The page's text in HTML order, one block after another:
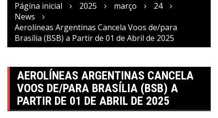
Página inicial 2025 março
24
News
Aerolíneas Argentinas Cancela Voos de/para
Brasília (BSB) a Partir de 01 de Abril de 2025
AEROLÍNEAS ARGENTINAS CANCELA
VOOS DE/PARA BRASÍLIA (BSB) A
PARTIR DE 01 DE ABRIL DE 2025